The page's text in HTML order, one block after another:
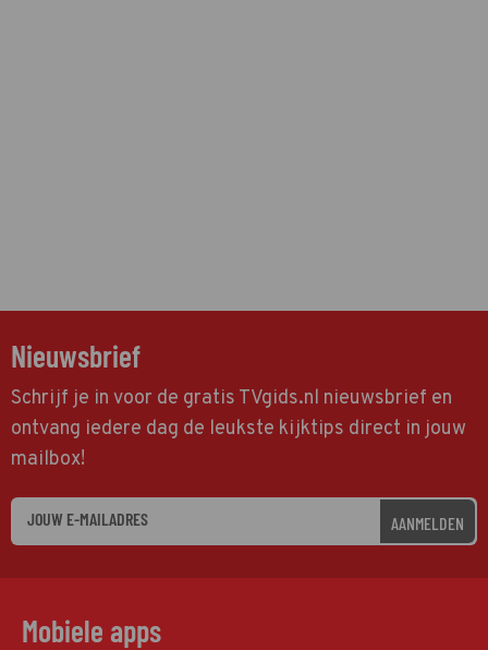
Nieuwsbrief
Schrijf je in voor de gratis TVgids.nl nieuwsbrief en
ontvang iedere dag de leukste kijktips direct in jouw
mailbox!
AANMELDEN
Mobiele apps